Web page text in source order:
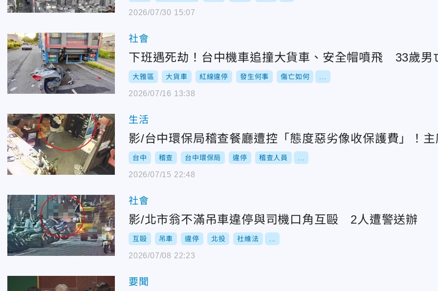
2026/07/30 15:07
社會
下班遇死劫！台中機車追撞大貨車、安全帽噴飛 33歲男
大雅區 大貨車 紅線違停 發生何事 傷亡如何
2026/07/16 13:38
生活
影/台中環保局稽查餐廳遭控「態度惡劣像收保護費」！
台中 稽查 台中環保局 違停 稽查人員
2026/07/15 22:48
社會
影/北市翁不滿吊車違停與司機口角互毆 2人遭警送辦
互毆 吊車 違停 北投 社維法
2026/07/08 22:23
要聞